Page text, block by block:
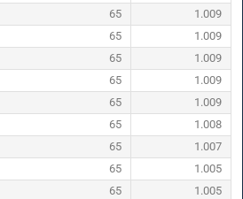
65
1.009
65
1.009
65
1.009
65
1.009
65
1.009
65
1.008
65
1.007
65
1.005
65
1.005